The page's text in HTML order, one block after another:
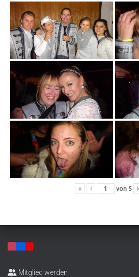
« ‹ von 5 ›
Mitglied werden